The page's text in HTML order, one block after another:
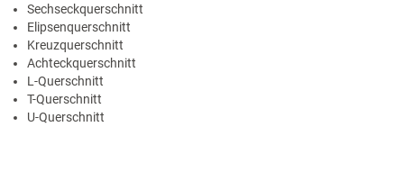
Sechseckquerschnitt
Elipsenquerschnitt
Kreuzquerschnitt
Achteckquerschnitt
L-Querschnitt
T-Querschnitt
U-Querschnitt